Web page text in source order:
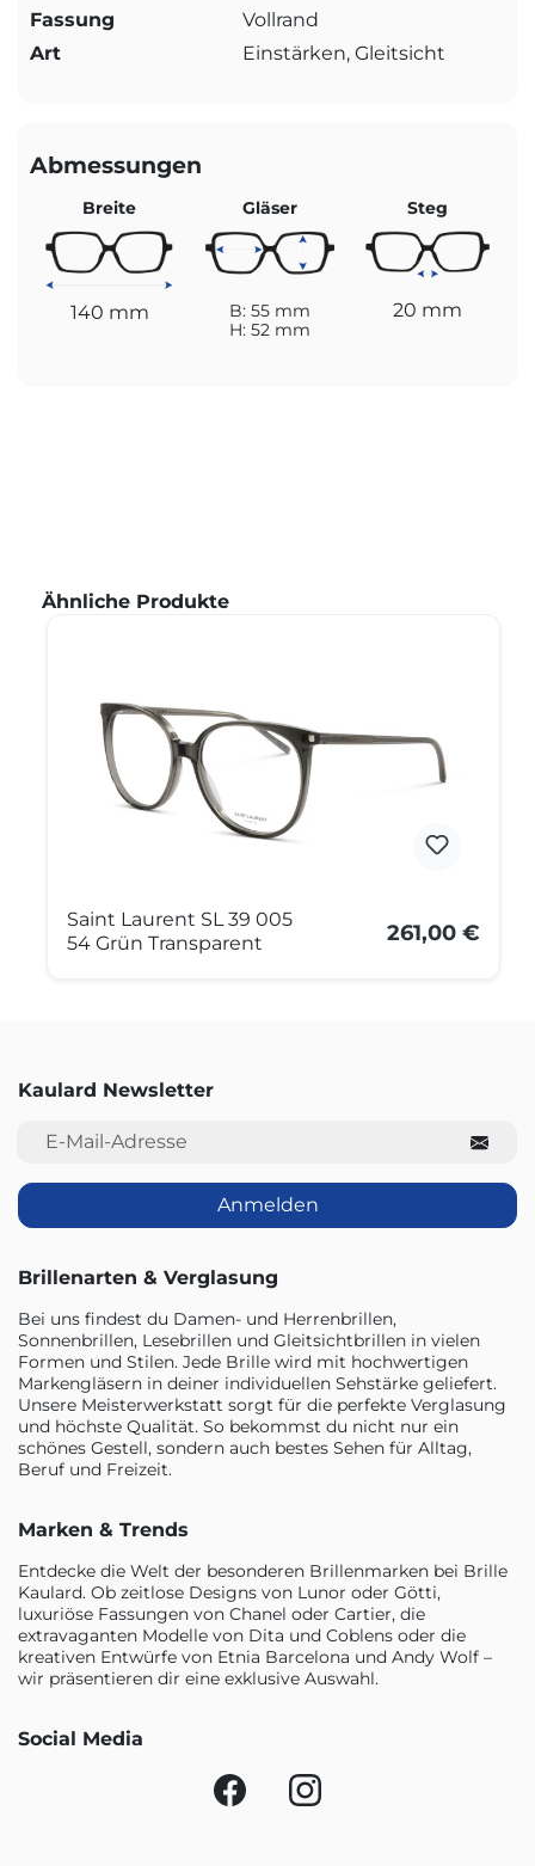
Fassung
Vollrand
Art
Einstärken, Gleitsicht
Abmessungen
Breite
140 mm
Gläser
B: 55 mm
H: 52 mm
Steg
20 mm
Produktgalerie überspringen
Ähnliche Produkte
Saint Laurent SL 39 005
54 Grün Transparent
261,00 €
Kaulard Newsletter
E-Mail-Adresse
Anmelden
Brillenarten & Verglasung
Bei uns findest du Damen- und Herrenbrillen,
Sonnenbrillen, Lesebrillen und Gleitsichtbrillen in vielen
Formen und Stilen. Jede Brille wird mit hochwertigen
Markengläsern in deiner individuellen Sehstärke geliefert.
Unsere Meisterwerkstatt sorgt für die perfekte Verglasung
und höchste Qualität. So bekommst du nicht nur ein
schönes Gestell, sondern auch bestes Sehen für Alltag,
Beruf und Freizeit.
Marken & Trends
Entdecke die Welt der besonderen Brillenmarken bei Brille
Kaulard. Ob zeitlose Designs von Lunor oder Götti,
luxuriöse Fassungen von Chanel oder Cartier, die
extravaganten Modelle von Dita und Coblens oder die
kreativen Entwürfe von Etnia Barcelona und Andy Wolf –
wir präsentieren dir eine exklusive Auswahl.
Social Media